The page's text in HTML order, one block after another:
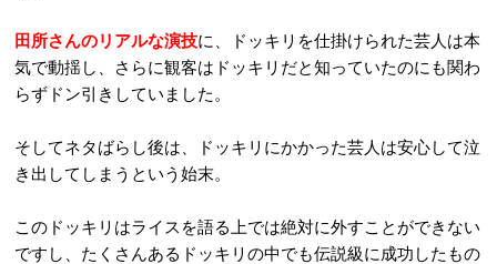
田所さんのリアルな演技に、ドッキリを仕掛けられた芸人は本
気で動揺し、さらに観客はドッキリだと知っていたのにも関わ
らずドン引きしていました。
そしてネタばらし後は、ドッキリにかかった芸人は安心して泣
き出してしまうという始末。
このドッキリはライスを語る上では絶対に外すことができない
ですし、たくさんあるドッキリの中でも伝説級に成功したもの